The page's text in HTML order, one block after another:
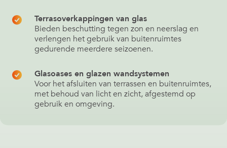
Terrasoverkappingen van glas
Bieden beschutting tegen zon en neerslag en
verlengen het gebruik van buitenruimtes
gedurende meerdere seizoenen.
Glasoases en glazen wandsystemen
Voor het afsluiten van terrassen en buitenruimtes,
met behoud van licht en zicht, afgestemd op
gebruik en omgeving.